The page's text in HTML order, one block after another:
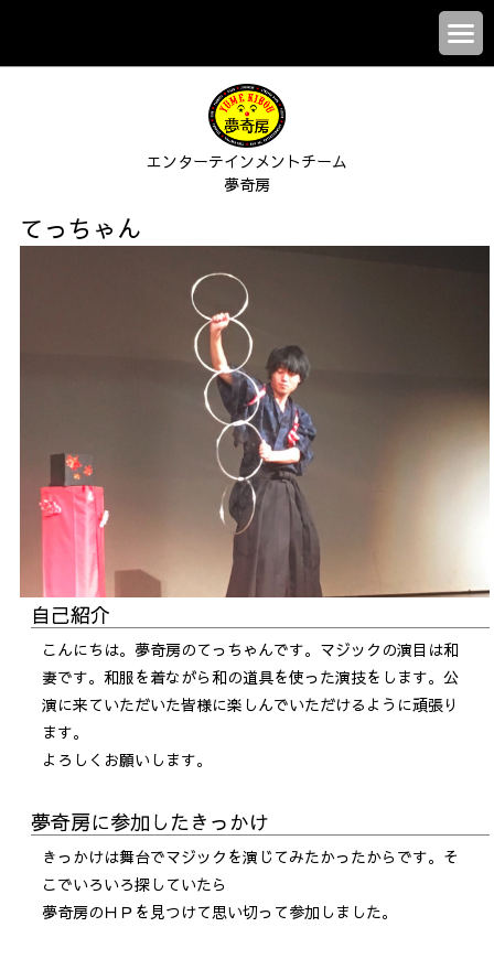
エンターテインメントチーム
夢奇房
てっちゃん
自己紹介
こんにちは。夢奇房のてっちゃんです。マジックの演目は和
妻です。和服を着ながら和の道具を使った演技をします。公
演に来ていただいた皆様に楽しんでいただけるように頑張り
ます。
よろしくお願いします。
夢奇房に参加したきっかけ
きっかけは舞台でマジックを演じてみたかったからです。そ
こでいろいろ探していたら
夢奇房のＨＰを見つけて思い切って参加しました。